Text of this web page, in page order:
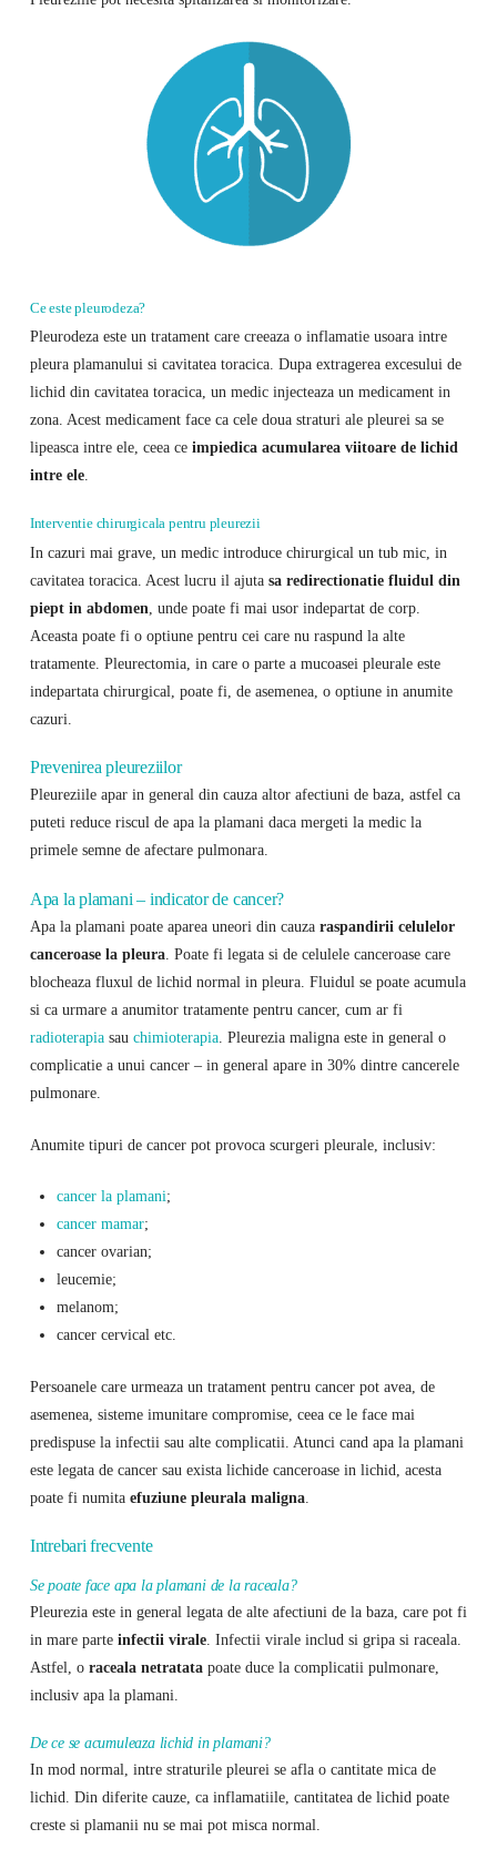
Ce este pleurodeza?
Pleurodeza este un tratament care creeaza o inflamatie usoara intre
pleura plamanului si cavitatea toracica. Dupa extragerea excesului de
lichid din cavitatea toracica, un medic injecteaza un medicament in
zona. Acest medicament face ca cele doua straturi ale pleurei sa se
lipeasca intre ele, ceea ce impiedica acumularea viitoare de lichid
intre ele.
Interventie chirurgicala pentru pleurezii
In cazuri mai grave, un medic introduce chirurgical un tub mic, in
cavitatea toracica. Acest lucru il ajuta sa redirectionatie fluidul din
piept in abdomen , unde poate fi mai usor indepartat de corp.
Aceasta poate fi o optiune pentru cei care nu raspund la alte
tratamente. Pleurectomia, in care o parte a mucoasei pleurale este
indepartata chirurgical, poate fi, de asemenea, o optiune in anumite
cazuri.
Prevenirea pleureziilor
Pleureziile apar in general din cauza altor afectiuni de baza, astfel ca
puteti reduce riscul de apa la plamani daca mergeti la medic la
primele semne de afectare pulmonara.
Apa la plamani – indicator de cancer?
Apa la plamani poate aparea uneori din cauza raspandirii celulelor
canceroase la pleura. Poate fi legata si de celulele canceroase care
blocheaza fluxul de lichid normal in pleura. Fluidul se poate acumula
si ca urmare a anumitor tratamente pentru cancer, cum ar fi
radioterapiasau chimioterapia. Pleurezia maligna este in general o
complicatie a unui cancer – in general apare in 30% dintre cancerele
pulmonare.
Anumite tipuri de cancer pot provoca scurgeri pleurale, inclusiv:
cancer la plamani;
cancer mamar;
cancer ovarian;
leucemie;
melanom;
cancer cervical etc.
Persoanele care urmeaza un tratament pentru cancer pot avea, de
asemenea, sisteme imunitare compromise, ceea ce le face mai
predispuse la infectii sau alte complicatii. Atunci cand apa la plamani
este legata de cancer sau exista lichide canceroase in lichid, acesta
poate fi numita efuziune pleurala maligna.
Intrebari frecvente
Se poate face apa la plamani de la raceala?
Pleurezia este in general legata de alte afectiuni de la baza, care pot fi
in mare parteinfectii virale. Infectii virale includ si gripa si raceala.
Astfel, oraceala netratatapoate duce la complicatii pulmonare,
inclusiv apa la plamani.
De ce se acumuleaza lichid in plamani?
In mod normal, intre straturile pleurei se afla o cantitate mica de
lichid. Din diferite cauze, ca inflamatiile, cantitatea de lichid poate
creste si plamanii nu se mai pot misca normal.